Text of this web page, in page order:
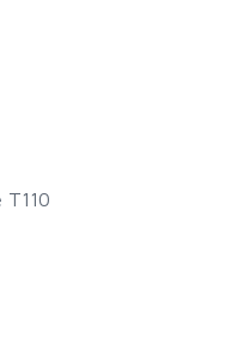
T110